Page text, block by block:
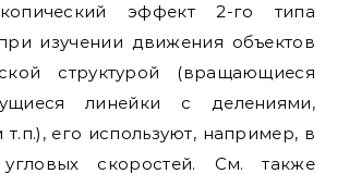
эффект 2-го типа
изучении движения объектов
структурой (вращающиеся
линейки с делениями,
т.п.), его используют, например, в
угловых скоростей. См. также